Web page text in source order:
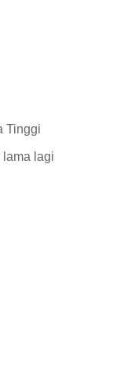
Tinggi
lama lagi